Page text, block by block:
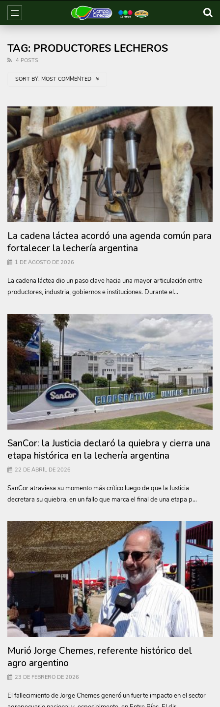
TAG: PRODUCTORES LECHEROS
4 POSTS
SORT BY: MOST COMMENTED
La cadena láctea acordó una agenda común para
fortalecer la lechería argentina
1 DE AGOSTO DE 2026
La cadena láctea dio un paso clave hacia una mayor articulación entre
productores, industria, gobiernos e instituciones. Durante el...
SanCor: la Justicia declaró la quiebra y cierra una
etapa histórica en la lechería argentina
22 DE ABRIL DE 2026
SanCor atraviesa su momento más crítico luego de que la Justicia
decretara su quiebra, en un fallo que marca el final de una etapa p...
Murió Jorge Chemes, referente histórico del
agro argentino
23 DE FEBRERO DE 2026
El fallecimiento de Jorge Chemes generó un fuerte impacto en el sector